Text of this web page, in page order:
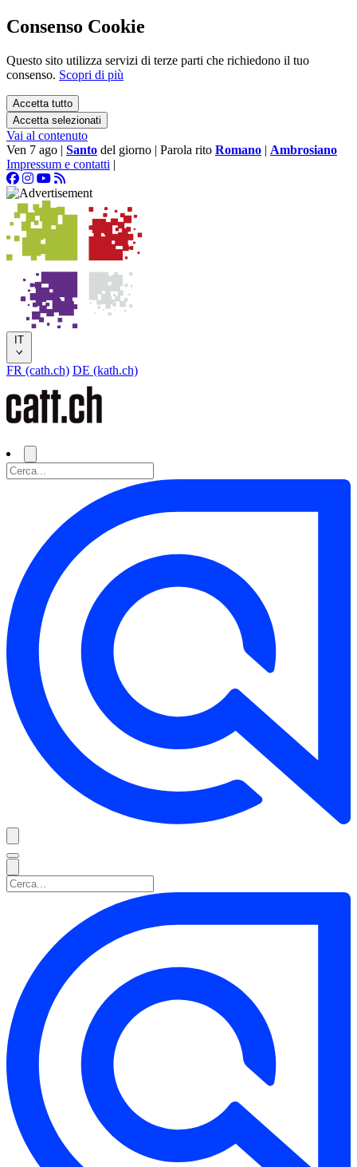
Consenso Cookie
Questo sito utilizza servizi di terze parti che richiedono il tuo
consenso. Scopri di più
Accetta tutto
Accetta selezionati
Vai al contenuto
Ven 7 ago | Santo del giorno | Parola rito Romano | Ambrosiano
Impressum e contatti |
IT
FR (cath.ch) DE (kath.ch)